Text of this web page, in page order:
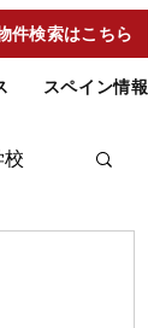
件検索はこちら
スペイン情報